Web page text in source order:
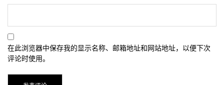
在此浏览器中保存我的显示名称、邮箱地址和网站地址，以便下次
评论时使用。